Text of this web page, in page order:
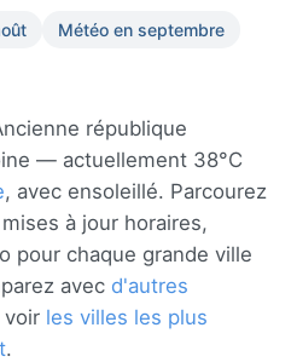
Météo en septembre
république
— actuellement 38°C
, avec ensoleillé. Parcourez
à jour horaires,
pour chaque grande ville
avec d'autres
voir les villes les plus
.